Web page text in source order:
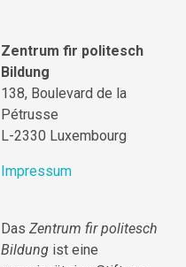
Zentrum fir politesch
Bildung
138, Boulevard de la
Pétrusse
L-2330 Luxembourg
Impressum
Das Zentrum fir politesch
Bildung ist eine